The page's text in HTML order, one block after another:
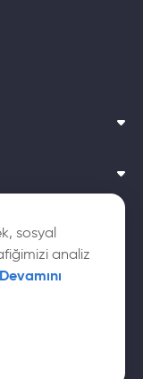
sosyal
analiz
Devamını